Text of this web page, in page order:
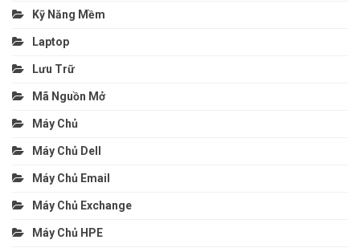
Kỹ Năng Mềm
Laptop
Lưu Trữ
Mã Nguồn Mở
Máy Chủ
Máy Chủ Dell
Máy Chủ Email
Máy Chủ Exchange
Máy Chủ HPE